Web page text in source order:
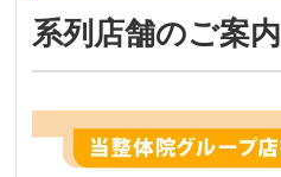
系列店舗のご案内